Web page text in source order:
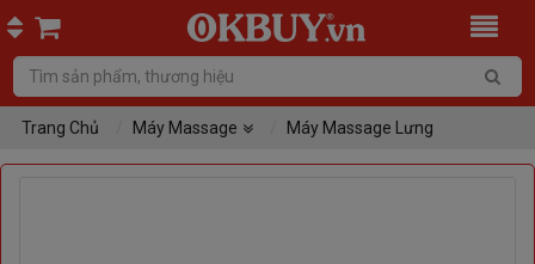
Trang Chủ Máy Massage Máy Massage Lưng